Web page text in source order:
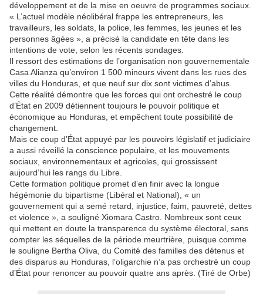
développement et de la mise en oeuvre de programmes sociaux.
« L’actuel modèle néolibéral frappe les entrepreneurs, les
travailleurs, les soldats, la police, les femmes, les jeunes et les
personnes âgées », a précisé la candidate en tête dans les
intentions de vote, selon les récents sondages.
Il ressort des estimations de l’organisation non gouvernementale
Casa Alianza qu’environ 1 500 mineurs vivent dans les rues des
villes du Honduras, et que neuf sur dix sont victimes d’abus.
Cette réalité démontre que les forces qui ont orchestré le coup
d’État en 2009 détiennent toujours le pouvoir politique et
économique au Honduras, et empêchent toute possibilité de
changement.
Mais ce coup d’État appuyé par les pouvoirs législatif et judiciaire
a aussi réveillé la conscience populaire, et les mouvements
sociaux, environnementaux et agricoles, qui grossissent
aujourd’hui les rangs du Libre.
Cette formation politique promet d’en finir avec la longue
hégémonie du bipartisme (Libéral et National), « un
gouvernement qui a semé retard, injustice, faim, pauvreté, dettes
et violence », a souligné Xiomara Castro. Nombreux sont ceux
qui mettent en doute la transparence du système électoral, sans
compter les séquelles de la période meurtrière, puisque comme
le souligne Bertha Oliva, du Comité des familles des détenus et
des disparus au Honduras, l’oligarchie n’a pas orchestré un coup
d’État pour renoncer au pouvoir quatre ans après. (Tiré de Orbe)